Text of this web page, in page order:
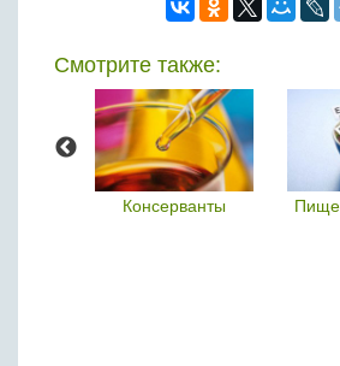
Смотрите также:
Консерванты